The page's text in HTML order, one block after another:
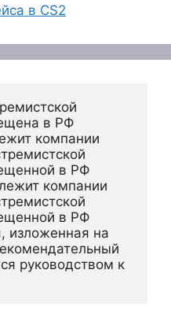
в CS2
в РФ
компании
в РФ
компании
в РФ
изложенная на
руководством к